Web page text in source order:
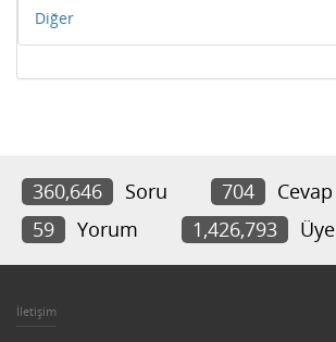
Diğer
360,646 Soru 704
Cevap
59
Yorum 1,426,793 Üye
İletişim